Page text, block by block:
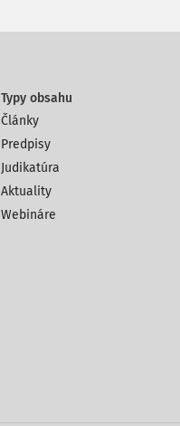
Typy obsahu
Články
Predpisy
Judikatúra
Aktuality
Webináre